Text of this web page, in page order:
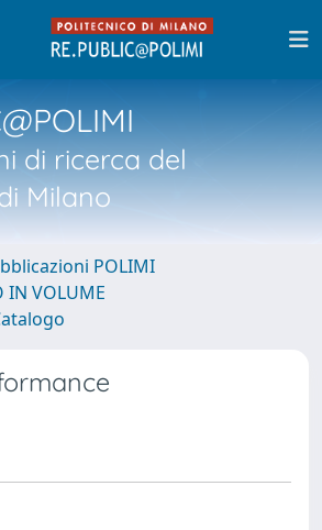
di ricerca del
Milano
POLIMI
IN VOLUME